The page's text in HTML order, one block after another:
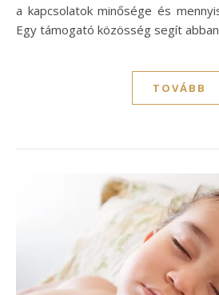
a kapcsolatok minősége és
Egy támogató közösség segít
TOVÁBB